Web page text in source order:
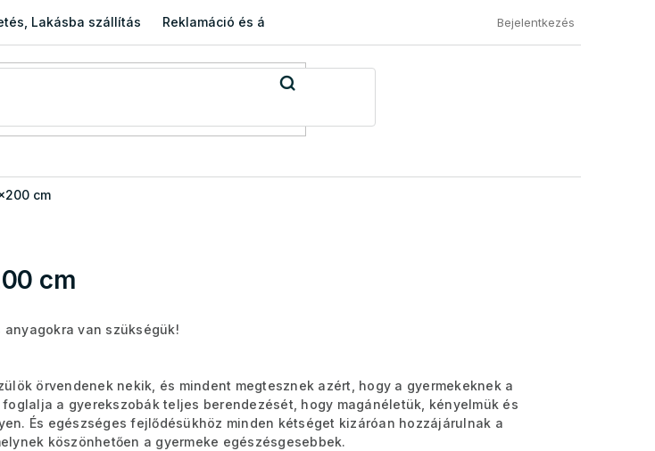
Lakásba szállítás Reklamáció és áru visszaküldése Általános Szerződési Feltételek
Bejelentkezés
cm
cm
van szükségük!
örvendenek nekik, és mindent megtesznek azért, hogy a gyermekeknek a
a gyerekszobák teljes berendezését, hogy magánéletük, kényelmük és
És egészséges fejlődésükhöz minden kétséget kizáróan hozzájárulnak a
köszönhetően a gyermeke egészésgesebbek.